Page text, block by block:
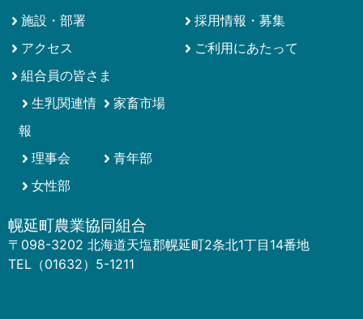
施設・部署
採用情報・募集
アクセス
ご利用にあたって
組合員の皆さま
生乳関連情
報
家畜市場
理事会
青年部
女性部
幌延町農業協同組合
〒098-3202 北海道天塩郡幌延町2条北1丁目14番地
TEL（01632）5-1211